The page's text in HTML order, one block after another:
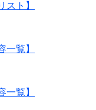
スト】
一覧】
一覧】